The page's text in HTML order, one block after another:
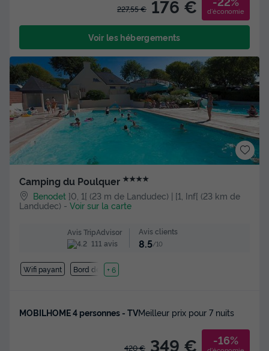
227,55 € 176 € d'économie
Voir les hébergements
Camping du Poulquer ★★★★
Benodet ]0, 1[ (23 m de Landudec) | [1, Inf[ (23 km de
Landudec) - Voir sur la carte
Avis TripAdvisor
111 avis
Avis clients
8.5/10
Wifi payant Bord de mer
+ 6
MOBILHOME 4 personnes - TVMeilleur prix pour 7 nuits
420 € 349 € -16%